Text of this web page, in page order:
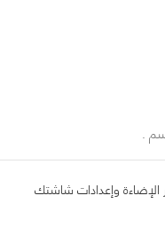
وإعدادات شاشتك